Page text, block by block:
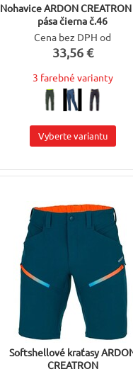
Nohavice ARDON
pása čierna č.46
Cena bez DPH od
33,56 €
3 farebné varianty
Vyberte variantu
Softshellové kraťasy
CREATRON